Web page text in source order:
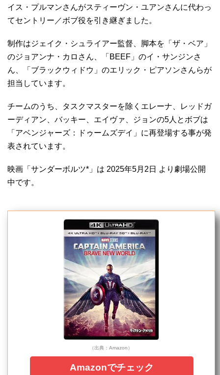
イス・プルマンさんがスティーヴン・ユアンさんに代わっ
てセントリー／ボブ役を引き継ぎました。
制作はジェイク・シュライアー監督、脚本を「ザ・ベア」
のジョアンナ・カロさん、「BEEF」のイ・サンジンさ
ん、「ブラックウィドウ」のエリック・ピアソンさんらが
担当しています。
チームのうち、タスクマスターを除くエレーナ、レッドガ
ーディアン、バッキー、エイヴァ、ジョンの5人とボブは
「アベンジャーズ：ドゥームズデイ」に再登場する事が発
表されています。
映画「サンダーボルツ*」は 2025年5月2日 より劇場公開
中です。
（出典：Amazon）
Amazonでチェック